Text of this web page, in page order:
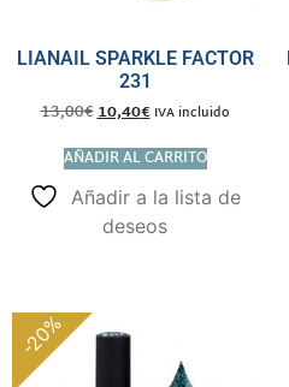
LIANAIL SPARKLE FACTOR
231
13,00€10,40€ IVA incluido
AÑADIR AL CARRITO
Añadir a la lista de
deseos
-20%